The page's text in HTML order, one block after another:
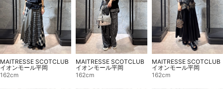
MAITRESSE SCOTCLUB
イオンモール平岡
162cm
MAITRESSE SCOTCLUB
イオンモール平岡
162cm
MAITRESSE SCOTCLUB
イオンモール平岡
162cm